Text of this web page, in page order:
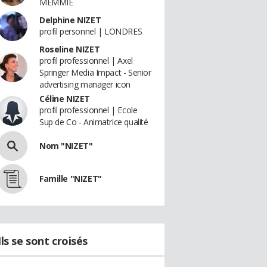
Delphine NIZET
profil personnel | LONDRES
Roseline NIZET
profil professionnel | Axel
Springer Media Impact - Senior
advertising manager icon
Céline NIZET
profil professionnel | Ecole
Sup de Co - Animatrice qualité
Nom "NIZET"
Famille "NIZET"
se sont croisés